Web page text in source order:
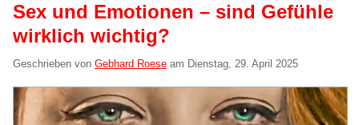
Sex und Emotionen – sind Gefühle
wirklich wichtig?
Geschrieben von Gebhard Roese am Dienstag, 29. April 2025